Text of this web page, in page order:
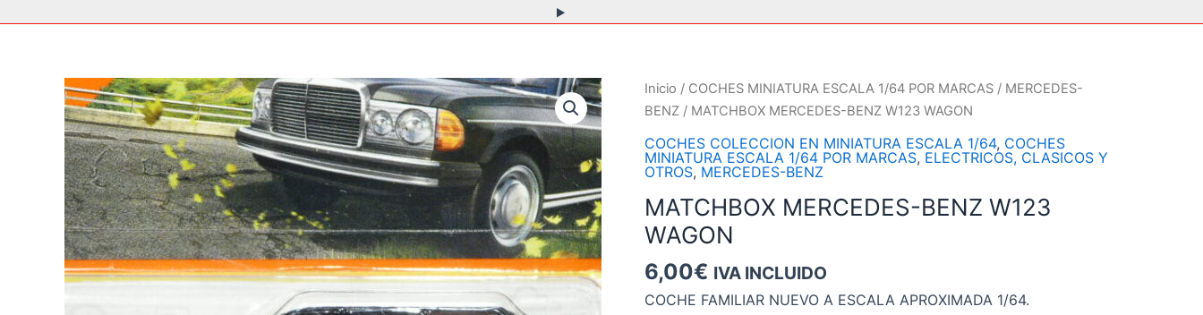
Inicio / COCHES MINIATURA ESCALA 1/64 POR MARCAS / MERCEDES-
BENZ / MATCHBOX MERCEDES-BENZ W123 WAGON
COCHES COLECCION EN MINIATURA ESCALA 1/64, COCHES
MINIATURA ESCALA 1/64 POR MARCAS, ELECTRICOS, CLASICOS Y
OTROS, MERCEDES-BENZ
MATCHBOX MERCEDES-BENZ W123
WAGON
6,00€ IVA INCLUIDO
COCHE FAMILIAR NUEVO A ESCALA APROXIMADA 1/64.